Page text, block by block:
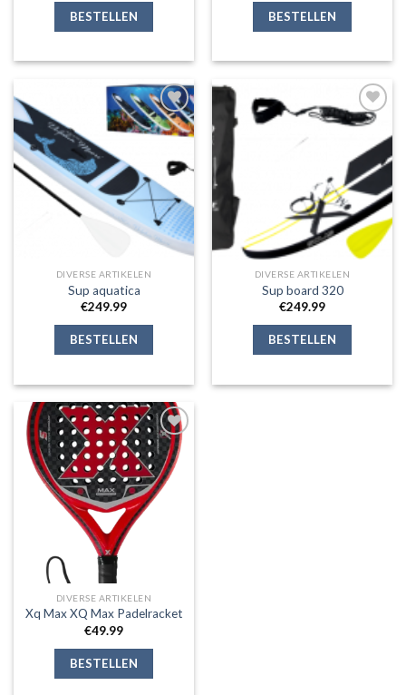
BESTELLEN BESTELLEN
Toevoegen
aan
DIVERSE ARTIKELEN
Sup aquatica
€249.99
BESTELLEN
Toevoegen
verlanglijst
DIVERSE ARTIKELEN
Sup board 320
€249.99
BESTELLEN
Toevoegen
aan
verlanglijst
DIVERSE ARTIKELEN
Xq Max XQ Max Padelracket
€49.99
BESTELLEN